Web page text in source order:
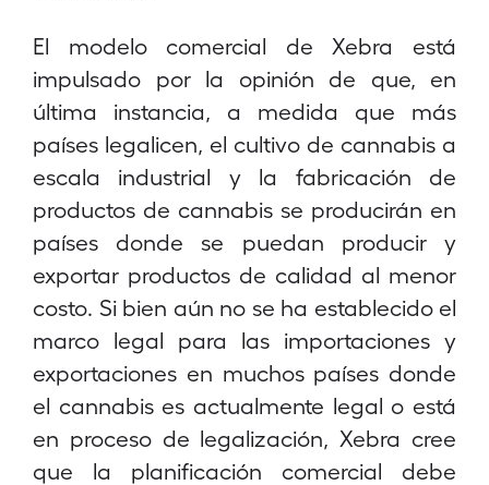
El modelo comercial de Xebra está
impulsado por la opinión de que, en
última instancia, a medida que más
países legalicen, el cultivo de cannabis a
escala industrial y la fabricación de
productos de cannabis se producirán en
países donde se puedan producir y
exportar productos de calidad al menor
costo. Si bien aún no se ha establecido el
marco legal para las importaciones y
exportaciones en muchos países donde
el cannabis es actualmente legal o está
en proceso de legalización, Xebra cree
que la planificación comercial debe